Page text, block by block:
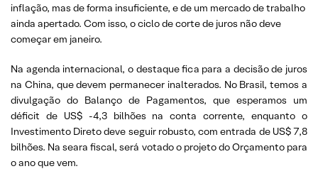
inflação, mas de forma insuficiente, e de um mercado de trabalho
ainda apertado. Com isso, o ciclo de corte de juros não deve
começar em janeiro.
Na agenda internacional, o destaque fica para a decisão de juros
na China, que devem permanecer inalterados. No Brasil, temos a
divulgação do Balanço de Pagamentos, que esperamos um
déficit de US$ -4,3 bilhões na conta corrente, enquanto o
Investimento Direto deve seguir robusto, com entrada de US$ 7,8
bilhões. Na seara fiscal, será votado o projeto do Orçamento para
o ano que vem.